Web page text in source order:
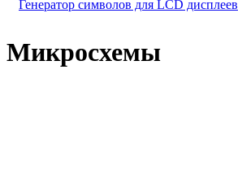
Генератор символов для LCD дисплеев
Микросхемы